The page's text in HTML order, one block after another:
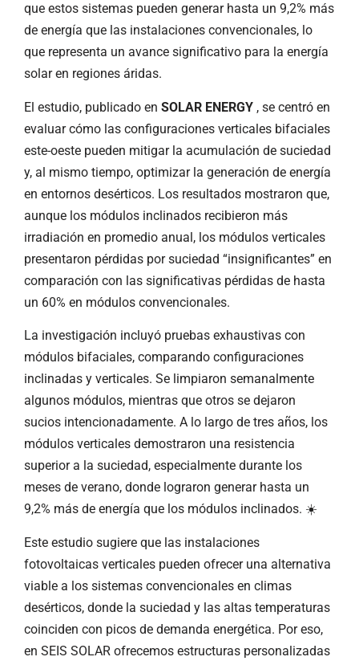
que estos sistemas pueden generar hasta un 9,2% más
de energía que las instalaciones convencionales, lo
que representa un avance significativo para la energía
solar en regiones áridas.
El estudio, publicado en SOLAR ENERGY , se centró en
evaluar cómo las configuraciones verticales bifaciales
este-oeste pueden mitigar la acumulación de suciedad
y, al mismo tiempo, optimizar la generación de energía
en entornos desérticos. Los resultados mostraron que,
aunque los módulos inclinados recibieron más
irradiación en promedio anual, los módulos verticales
presentaron pérdidas por suciedad “insignificantes” en
comparación con las significativas pérdidas de hasta
un 60% en módulos convencionales.
La investigación incluyó pruebas exhaustivas con
módulos bifaciales, comparando configuraciones
inclinadas y verticales. Se limpiaron semanalmente
algunos módulos, mientras que otros se dejaron
sucios intencionadamente. A lo largo de tres años, los
módulos verticales demostraron una resistencia
superior a la suciedad, especialmente durante los
meses de verano, donde lograron generar hasta un
9,2% más de energía que los módulos inclinados. ☀️
Este estudio sugiere que las instalaciones
fotovoltaicas verticales pueden ofrecer una alternativa
viable a los sistemas convencionales en climas
desérticos, donde la suciedad y las altas temperaturas
coinciden con picos de demanda energética. Por eso,
en SEIS SOLAR ofrecemos estructuras personalizadas